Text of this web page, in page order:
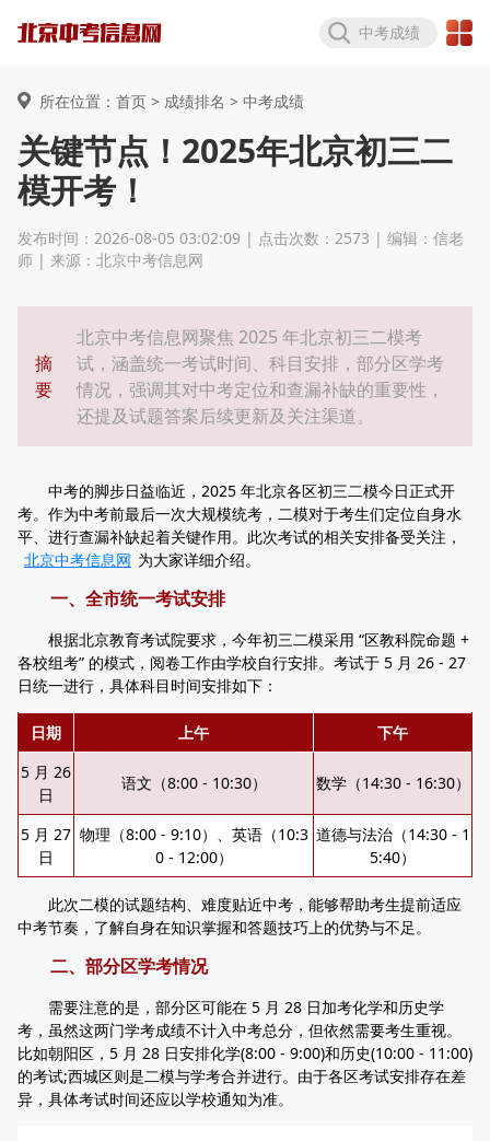
中考成绩
所在位置：首页 > 成绩排名 > 中考成绩
关键节点！2025年北京初三二
模开考！
发布时间：2026-08-05 03:02:09 | 点击次数：2573 | 编辑：信老
师 | 来源：北京中考信息网
摘
要
北京中考信息网聚焦 2025 年北京初三二模考
试，涵盖统一考试时间、科目安排，部分区学考
情况，强调其对中考定位和查漏补缺的重要性，
还提及试题答案后续更新及关注渠道。
中考的脚步日益临近，2025 年北京各区初三二模今日正式开
考。作为中考前最后一次大规模统考，二模对于考生们定位自身水
平、进行查漏补缺起着关键作用。此次考试的相关安排备受关注，
北京中考信息网 为大家详细介绍。
一、全市统一考试安排
根据北京教育考试院要求，今年初三二模采用 “区教科院命题 +
各校组考” 的模式，阅卷工作由学校自行安排。考试于 5 月 26 - 27
日统一进行，具体科目时间安排如下：
日期 上午
下午
5 月 26
日
语文（8:00 - 10:30） 数学（14:30 - 16:30）
5 月 27
日
物理（8:00 - 9:10）、英语（10:3
0 - 12:00）
道德与法治（14:30 - 1
5:40）
此次二模的试题结构、难度贴近中考，能够帮助考生提前适应
中考节奏，了解自身在知识掌握和答题技巧上的优势与不足。
二、部分区学考情况
需要注意的是，部分区可能在 5 月 28 日加考化学和历史学
考，虽然这两门学考成绩不计入中考总分，但依然需要考生重视。
比如朝阳区，5 月 28 日安排化学(8:00 - 9:00)和历史(10:00 - 11:00)
的考试;西城区则是二模与学考合并进行。由于各区考试安排存在差
异，具体考试时间还应以学校通知为准。